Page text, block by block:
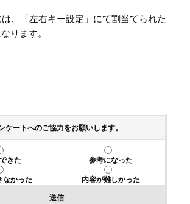
、「左右キー設定」にて割当てられた
ります。
ケートへのご協力をお願いします。
きた
参考になった
なかった
内容が難しかった
送信